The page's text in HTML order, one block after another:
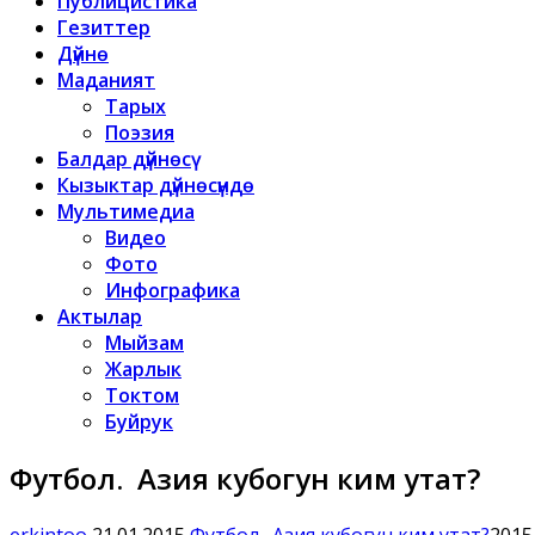
Гезиттер
Дүйнө
Маданият
Тарых
Поэзия
Балдар дүйнөсү
Кызыктар дүйнөсүндө
Мультимедиа
Видео
Фото
Инфографика
Актылар
Мыйзам
Жарлык
Токтом
Буйрук
Футбол. Азия кубогун ким утат?